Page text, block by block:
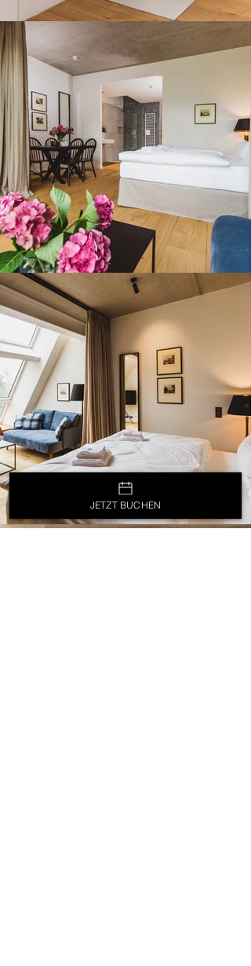
Tinto)
32€
Brötchenservice (pro
Person)
4,50€
Küchenset (4
Geschirrhandtücher,
Spülmaschinen-Taps, Lappen &
Schwamm)
14€
JETZT BUCHEN